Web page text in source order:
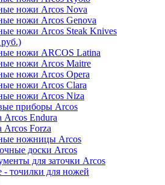
ножи Arcos Nova
ножи Arcos Genova
ножи Arcos Steak Knives
ножи ARCOS Latina
ножи Arcos Maitre
ножи Arcos Opera
ножи Arcos Clara
ножи Arcos Niza
приборы Arcos
Arcos Endura
Arcos Forza
ножницы Arcos
доски Arcos
для заточки Arcos
- точилки для ножей